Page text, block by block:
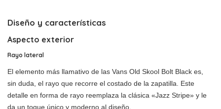
Diseño y características
Aspecto exterior
Rayo lateral
El elemento más llamativo de las Vans Old Skool Bolt Black es,
sin duda, el rayo que recorre el costado de la zapatilla. Este
detalle en forma de rayo reemplaza la clásica «Jazz Stripe» y le
da un toque único y moderno al diseño.